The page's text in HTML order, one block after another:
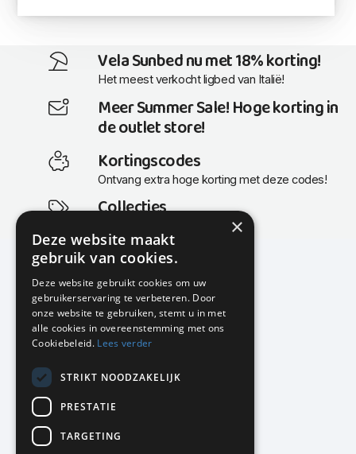
Vela Sunbed nu met 18% korting!
Het meest verkocht ligbed van Italië!
Meer Summer Sale! Hoge korting in
de outlet store!
Kortingscodes
Ontvang extra hoge korting met deze codes!
Collecties
Actuele en populaire collecties
KMP Kantoormeubilair
Airport Business Park
Frankfurtstraat 29-31
1175 RH Lijnden
020-617 01 26
info@kmpkantoormeubilair.nl
Facebook
Instagram
×
Deze website maakt
gebruik van cookies.
Deze website gebruikt cookies om uw
gebruikerservaring te verbeteren. Door
onze website te gebruiken, stemt u in met
alle cookies in overeenstemming met ons
Cookiebeleid. Lees verder
STRIKT NOODZAKELIJK
PRESTATIE
TARGETING